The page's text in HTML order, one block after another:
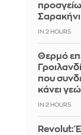
IN 2 HOURS
Θερμό
που
κάνει
IN 2 HOURS
Revolut: